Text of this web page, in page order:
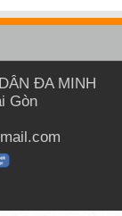
ĐA MINH
Gòn